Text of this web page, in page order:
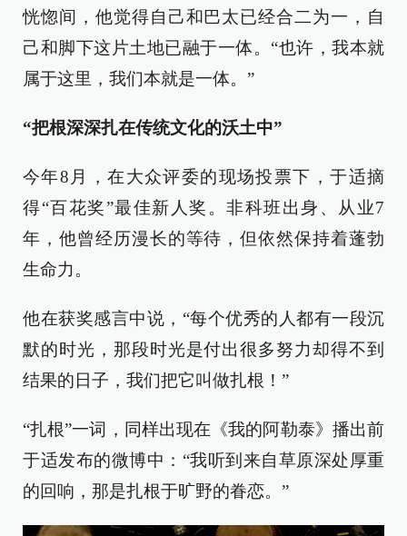
恍惚间，他觉得自己和巴太已经合二为一，自
己和脚下这片土地已融于一体。“也许，我本就
属于这里，我们本就是一体。”
“把根深深扎在传统文化的沃土中”
今年8月，在大众评委的现场投票下，于适摘
得“百花奖”最佳新人奖。非科班出身、从业7
年，他曾经历漫长的等待，但依然保持着蓬勃
生命力。
他在获奖感言中说，“每个优秀的人都有一段沉
默的时光，那段时光是付出很多努力却得不到
结果的日子，我们把它叫做扎根！”
“扎根”一词，同样出现在《我的阿勒泰》播出前
于适发布的微博中：“我听到来自草原深处厚重
的回响，那是扎根于旷野的眷恋。”